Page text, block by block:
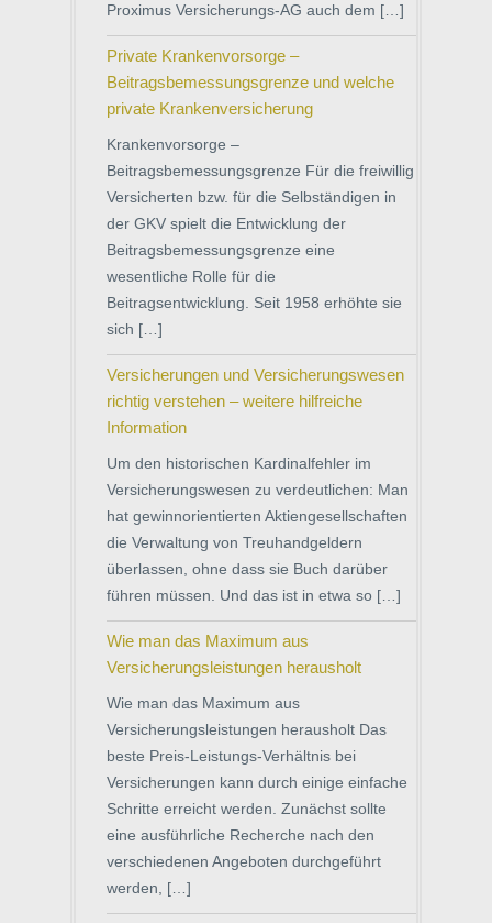
Proximus Versicherungs-AG auch dem […]
Private Krankenvorsorge –
Beitragsbemessungsgrenze und welche
private Krankenversicherung
Krankenvorsorge –
Beitragsbemessungsgrenze Für die freiwillig
Versicherten bzw. für die Selbständigen in
der GKV spielt die Entwicklung der
Beitragsbemessungsgrenze eine
wesentliche Rolle für die
Beitragsentwicklung. Seit 1958 erhöhte sie
sich […]
Versicherungen und Versicherungswesen
richtig verstehen – weitere hilfreiche
Information
Um den historischen Kardinalfehler im
Versicherungswesen zu verdeutlichen: Man
hat gewinnorientierten Aktiengesellschaften
die Verwaltung von Treuhandgeldern
überlassen, ohne dass sie Buch darüber
führen müssen. Und das ist in etwa so […]
Wie man das Maximum aus
Versicherungsleistungen herausholt
Wie man das Maximum aus
Versicherungsleistungen herausholt Das
beste Preis-Leistungs-Verhältnis bei
Versicherungen kann durch einige einfache
Schritte erreicht werden. Zunächst sollte
eine ausführliche Recherche nach den
verschiedenen Angeboten durchgeführt
werden, […]